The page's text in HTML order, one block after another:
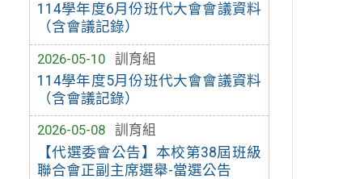
114學年度6月份班代大會會議資料
（含會議記錄）
2026-05-10
訓育組
114學年度5月份班代大會會議資料
（含會議記錄）
2026-05-08
訓育組
【代選委會公告】本校第38屆班級
聯合會正副主席選舉-當選公告